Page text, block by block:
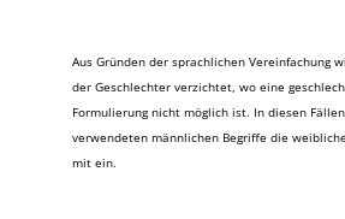
Aus Gründen der sprachlichen Vereinfachung
der Geschlechter verzichtet, wo eine
Formulierung nicht möglich ist. In diesen
verwendeten männlichen Begriffe die
mit ein.